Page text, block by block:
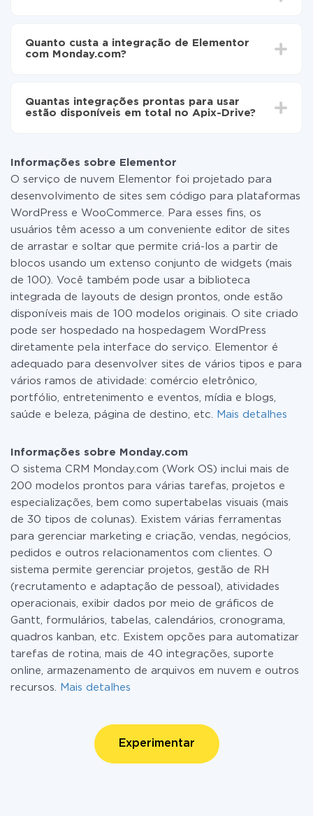
automaticamente de Elementor para Monday.com
30 minutos. Em média, a configuração leva de 10 a 15
minutos.
Quanto custa a integração de Elementor
com Monday.com?
as tarifas. Você paga apenas pela quantidade de
dados que é realmente transferida de um de seus
ou mudar para um de pago, se necessário. Mais
detalhes sobretarifas.
Quantas integrações prontas para usar
estão disponíveis em total no Apix-Drive?
Informações sobre Elementor
O serviço de nuvem Elementor foi projetado para
desenvolvimento de sites sem código para plataformas
WordPress e WooCommerce. Para esses fins, os
usuários têm acesso a um conveniente editor de sites
de arrastar e soltar que permite criá-los a partir de
blocos usando um extenso conjunto de widgets (mais
de 100). Você também pode usar a biblioteca
integrada de layouts de design prontos, onde estão
disponíveis mais de 100 modelos originais. O site criado
pode ser hospedado na hospedagem WordPress
diretamente pela interface do serviço. Elementor é
adequado para desenvolver sites de vários tipos e para
vários ramos de atividade: comércio eletrônico,
portfólio, entretenimento e eventos, mídia e blogs,
saúde e beleza, página de destino, etc.
Mais detalhes
Informações sobre Monday.com
O sistema CRM Monday.com (Work OS) inclui mais de
200 modelos prontos para várias tarefas, projetos e
especializações, bem como supertabelas visuais (mais
de 30 tipos de colunas). Existem várias ferramentas
para gerenciar marketing e criação, vendas, negócios,
pedidos e outros relacionamentos com clientes. O
sistema permite gerenciar projetos, gestão de RH
(recrutamento e adaptação de pessoal), atividades
operacionais, exibir dados por meio de gráficos de
Gantt, formulários, tabelas, calendários, cronograma,
quadros kanban, etc. Existem opções para automatizar
tarefas de rotina, mais de 40 integrações, suporte
online, armazenamento de arquivos em nuvem e outros
recursos.
Mais detalhes
Experimentar